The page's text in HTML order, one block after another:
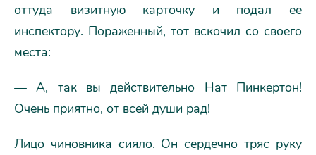
оттуда визитную карточку и подал ее
инспектору. Пораженный, тот вскочил со своего
места:
— А, так вы действительно Нат Пинкертон!
Очень приятно, от всей души рад!
Лицо чиновника сияло. Он сердечно тряс руку